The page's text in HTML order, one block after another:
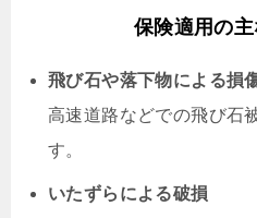
保険適用の主
飛び石や落下物による損
高速道路などでの飛び石
す。
いたずらによる破損